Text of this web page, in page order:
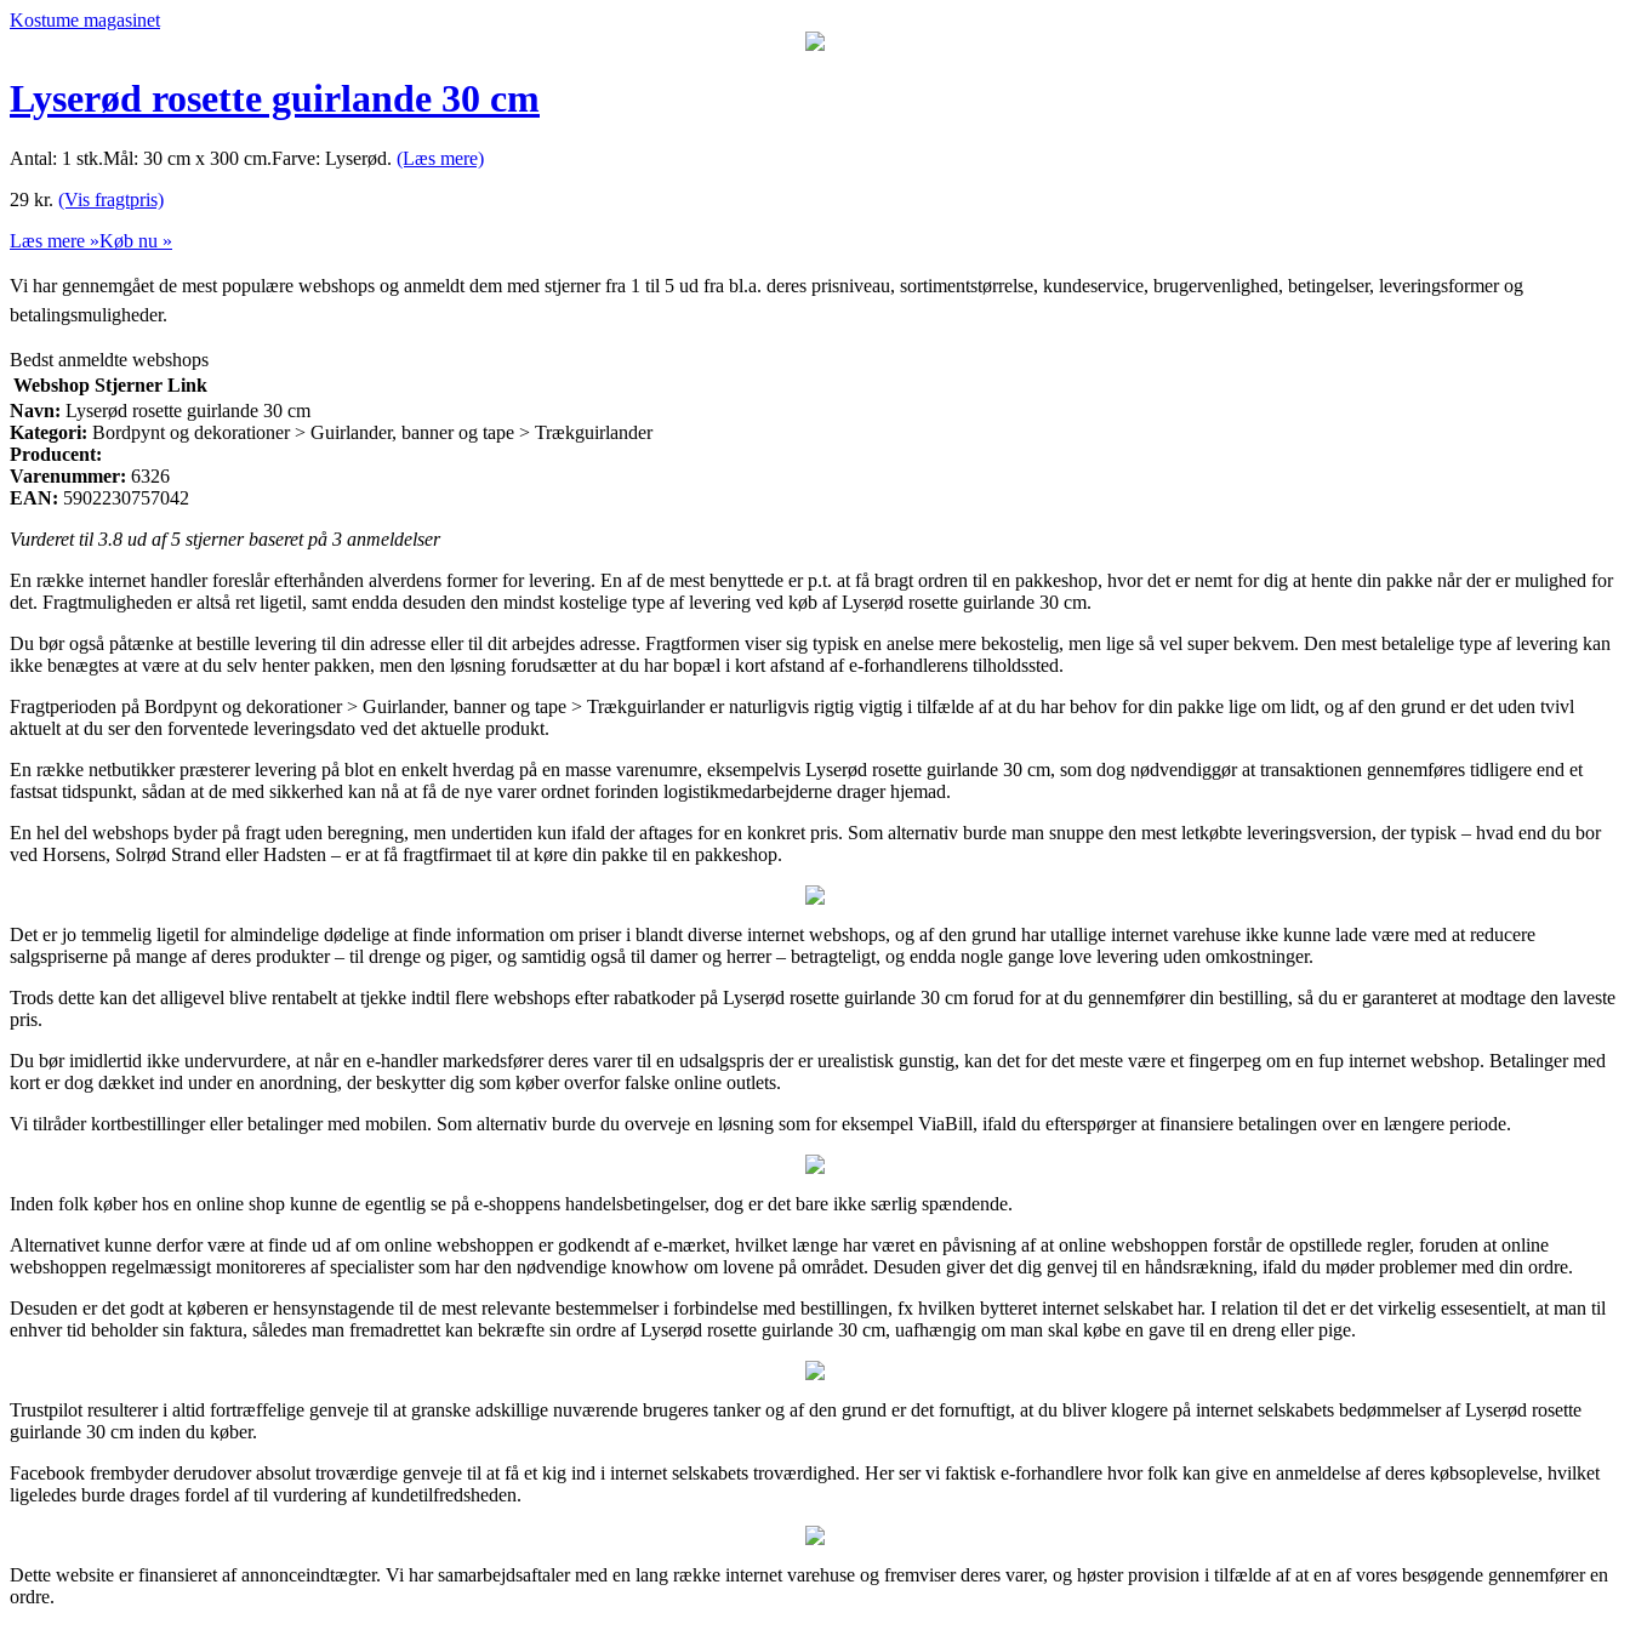
Kostume magasinet
Lyserød rosette guirlande 30 cm
Antal: 1 stk.Mål: 30 cm x 300 cm.Farve: Lyserød. (Læs mere)
29 kr. (Vis fragtpris)
Læs mere »Køb nu »
Vi har gennemgået de mest populære webshops og anmeldt dem med stjerner fra 1 til 5 ud fra bl.a. deres prisniveau, sortimentstørrelse, kundeservice, brugervenlighed, betingelser, leveringsformer og
betalingsmuligheder.
Bedst anmeldte webshops
Webshop Stjerner Link
Navn: Lyserød rosette guirlande 30 cm
Kategori: Bordpynt og dekorationer > Guirlander, banner og tape > Trækguirlander
Producent:
Varenummer: 6326
EAN: 5902230757042
Vurderet til 3.8 ud af 5 stjerner baseret på 3 anmeldelser
En række internet handler foreslår efterhånden alverdens former for levering. En af de mest benyttede er p.t. at få bragt ordren til en pakkeshop, hvor det er nemt for dig at hente din pakke når der er mulighed for
det. Fragtmuligheden er altså ret ligetil, samt endda desuden den mindst kostelige type af levering ved køb af Lyserød rosette guirlande 30 cm.
Du bør også påtænke at bestille levering til din adresse eller til dit arbejdes adresse. Fragtformen viser sig typisk en anelse mere bekostelig, men lige så vel super bekvem. Den mest betalelige type af levering kan
ikke benægtes at være at du selv henter pakken, men den løsning forudsætter at du har bopæl i kort afstand af e-forhandlerens tilholdssted.
Fragtperioden på Bordpynt og dekorationer > Guirlander, banner og tape > Trækguirlander er naturligvis rigtig vigtig i tilfælde af at du har behov for din pakke lige om lidt, og af den grund er det uden tvivl
aktuelt at du ser den forventede leveringsdato ved det aktuelle produkt.
En række netbutikker præsterer levering på blot en enkelt hverdag på en masse varenumre, eksempelvis Lyserød rosette guirlande 30 cm, som dog nødvendiggør at transaktionen gennemføres tidligere end et
fastsat tidspunkt, sådan at de med sikkerhed kan nå at få de nye varer ordnet forinden logistikmedarbejderne drager hjemad.
En hel del webshops byder på fragt uden beregning, men undertiden kun ifald der aftages for en konkret pris. Som alternativ burde man snuppe den mest letkøbte leveringsversion, der typisk – hvad end du bor
ved Horsens, Solrød Strand eller Hadsten – er at få fragtfirmaet til at køre din pakke til en pakkeshop.
Det er jo temmelig ligetil for almindelige dødelige at finde information om priser i blandt diverse internet webshops, og af den grund har utallige internet varehuse ikke kunne lade være med at reducere
salgspriserne på mange af deres produkter – til drenge og piger, og samtidig også til damer og herrer – betragteligt, og endda nogle gange love levering uden omkostninger.
Trods dette kan det alligevel blive rentabelt at tjekke indtil flere webshops efter rabatkoder på Lyserød rosette guirlande 30 cm forud for at du gennemfører din bestilling, så du er garanteret at modtage den laveste
pris.
Du bør imidlertid ikke undervurdere, at når en e-handler markedsfører deres varer til en udsalgspris der er urealistisk gunstig, kan det for det meste være et fingerpeg om en fup internet webshop. Betalinger med
kort er dog dækket ind under en anordning, der beskytter dig som køber overfor falske online outlets.
Vi tilråder kortbestillinger eller betalinger med mobilen. Som alternativ burde du overveje en løsning som for eksempel ViaBill, ifald du efterspørger at finansiere betalingen over en længere periode.
Inden folk køber hos en online shop kunne de egentlig se på e-shoppens handelsbetingelser, dog er det bare ikke særlig spændende.
Alternativet kunne derfor være at finde ud af om online webshoppen er godkendt af e-mærket, hvilket længe har været en påvisning af at online webshoppen forstår de opstillede regler, foruden at online
webshoppen regelmæssigt monitoreres af specialister som har den nødvendige knowhow om lovene på området. Desuden giver det dig genvej til en håndsrækning, ifald du møder problemer med din ordre.
Desuden er det godt at køberen er hensynstagende til de mest relevante bestemmelser i forbindelse med bestillingen, fx hvilken bytteret internet selskabet har. I relation til det er det virkelig essesentielt, at man til
enhver tid beholder sin faktura, således man fremadrettet kan bekræfte sin ordre af Lyserød rosette guirlande 30 cm, uafhængig om man skal købe en gave til en dreng eller pige.
Trustpilot resulterer i altid fortræffelige genveje til at granske adskillige nuværende brugeres tanker og af den grund er det fornuftigt, at du bliver klogere på internet selskabets bedømmelser af Lyserød rosette
guirlande 30 cm inden du køber.
Facebook frembyder derudover absolut troværdige genveje til at få et kig ind i internet selskabets troværdighed. Her ser vi faktisk e-forhandlere hvor folk kan give en anmeldelse af deres købsoplevelse, hvilket
ligeledes burde drages fordel af til vurdering af kundetilfredsheden.
Dette website er finansieret af annonceindtægter. Vi har samarbejdsaftaler med en lang række internet varehuse og fremviser deres varer, og høster provision i tilfælde af at en af vores besøgende gennemfører en
ordre.